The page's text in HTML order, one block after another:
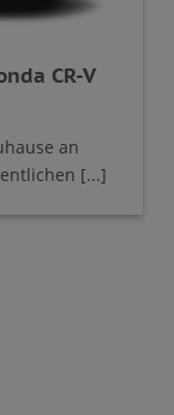
CR-V
an
[...]